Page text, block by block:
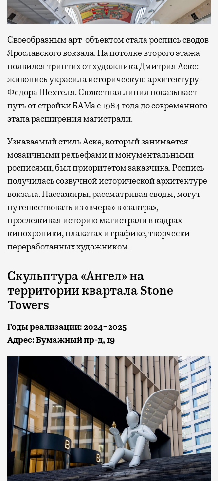
Своеобразным арт-объектом стала роспись сводов
Ярославского вокзала. На потолке второго этажа
появился триптих от художника Дмитрия Аске:
живопись украсила историческую архитектуру
Федора Шехтеля. Сюжетная линия показывает
путь от стройки БАМа с 1984 года до современного
этапа расширения магистрали.
Узнаваемый стиль Аске, который занимается
мозаичными рельефами и монументальными
росписями, был приоритетом заказчика. Роспись
получилась созвучной исторической архитектуре
вокзала. Пассажиры, рассматривая своды, могут
путешествовать из «вчера» в «завтра»,
прослеживая историю магистрали в кадрах
кинохроники, плакатах и графике, творчески
переработанных художником.
Скульптура «Ангел» на
территории квартала Stone
Towers
Годы реализации: 2024−2025
Адрес: Бумажный пр-д, 19